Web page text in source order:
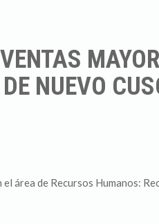
NUEVO
área de Recursos Humanos: